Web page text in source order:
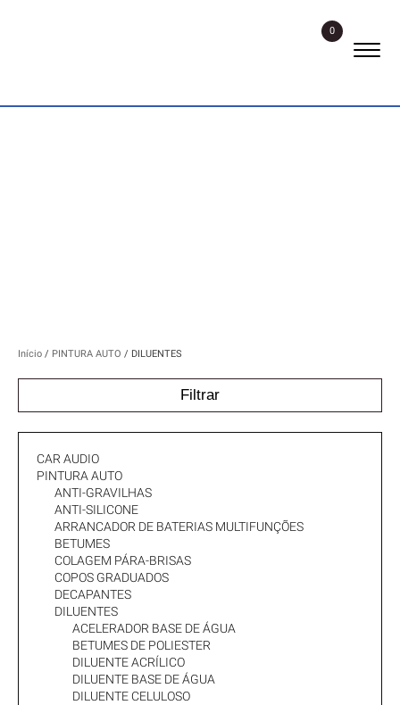
0
Início / PINTURA AUTO / DILUENTES
Filtrar
CAR AUDIO
PINTURA AUTO
ANTI-GRAVILHAS
ANTI-SILICONE
ARRANCADOR DE BATERIAS MULTIFUNÇÕES
BETUMES
COLAGEM PÁRA-BRISAS
COPOS GRADUADOS
DECAPANTES
DILUENTES
ACELERADOR BASE DE ÁGUA
BETUMES DE POLIESTER
DILUENTE ACRÍLICO
DILUENTE BASE DE ÁGUA
DILUENTE CELULOSO